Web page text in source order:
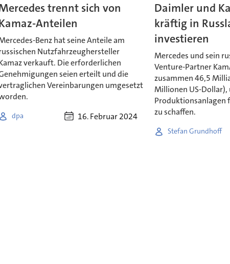
trennt sich von
Anteilen
Benz hat seine Anteile am
Nutzfahrzeughersteller
verkauft. Die erforderlichen
seien erteilt und die
Vereinbarungen umgesetzt
dpa 16. Februar 2024
Daimler und
kräftig in
investieren
Mercedes und sein
Venture-Partner
zusammen 46,5
Millionen US-Dollar),
Produktionsanlagen
zu schaffen.
Stefan Grundhoff